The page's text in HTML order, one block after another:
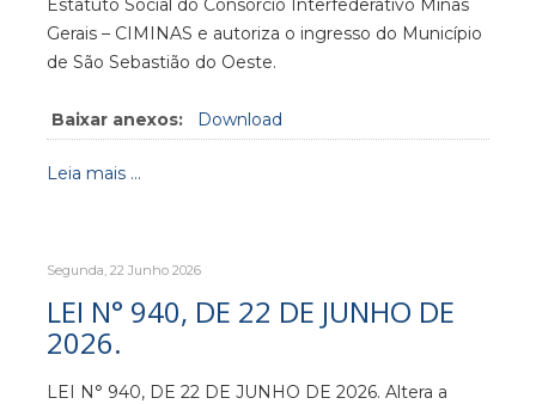
Estatuto Social do Consórcio Interfederativo Minas
Gerais – CIMINAS e autoriza o ingresso do Município
de São Sebastião do Oeste.
Baixar anexos: Download
Leia mais ...
Segunda, 22 Junho 2026
LEI N° 940, DE 22 DE JUNHO DE
2026.
LEI N° 940, DE 22 DE JUNHO DE 2026. Altera a